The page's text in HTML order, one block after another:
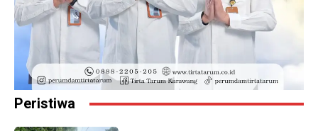
Peristiwa